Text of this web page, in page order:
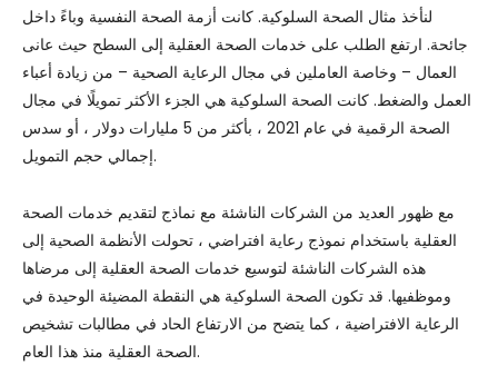
لنأخذ مثال الصحة السلوكية. كانت أزمة الصحة النفسية وباءً داخل
جائحة. ارتفع الطلب على خدمات الصحة العقلية إلى السطح حيث عانى
العمال – وخاصة العاملين في مجال الرعاية الصحية – من زيادة أعباء
العمل والضغط. كانت الصحة السلوكية هي الجزء الأكثر تمويلًا في مجال
الصحة الرقمية في عام 2021 ، بأكثر من 5 مليارات دولار ، أو سدس
إجمالي حجم التمويل.
مع ظهور العديد من الشركات الناشئة مع نماذج لتقديم خدمات الصحة
العقلية باستخدام نموذج رعاية افتراضي ، تحولت الأنظمة الصحية إلى
هذه الشركات الناشئة لتوسيع خدمات الصحة العقلية إلى مرضاها
وموظفيها. قد تكون الصحة السلوكية هي النقطة المضيئة الوحيدة في
الرعاية الافتراضية ، كما يتضح من الارتفاع الحاد في مطالبات تشخيص
الصحة العقلية منذ هذا العام.